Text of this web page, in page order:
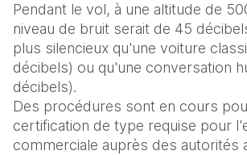
Pendant le vol, à une altitude de
niveau de bruit serait de 45
plus silencieux qu'une voiture
décibels) ou qu'une conversation
décibels).
Des procédures sont en cours
certification de type requise pour
commerciale auprès des autorités